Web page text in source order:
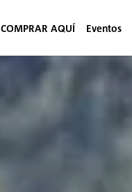
COMPRAR AQUÍ Eventos